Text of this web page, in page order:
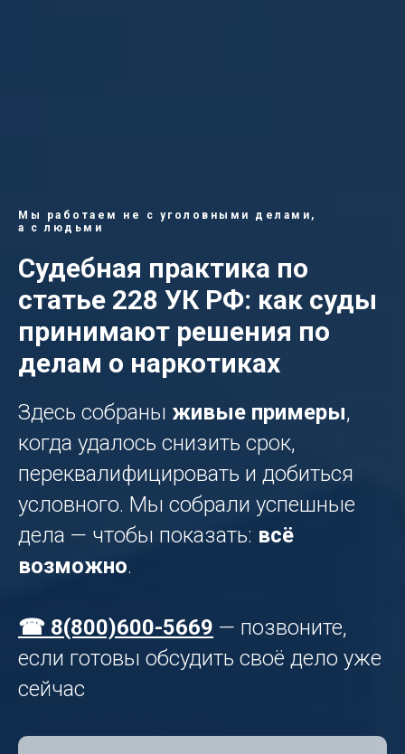
Мы работаем не с уголовными делами,
а с людьми
Судебная практика по
статье 228 УК РФ: как суды
принимают решения по
делам о наркотиках
Здесь собраны живые примеры,
когда удалось снизить срок,
переквалифицировать и добиться
условного. Мы собрали успешные
дела — чтобы показать: всё
возможно.
☎ 8(800)600-5669 — позвоните,
если готовы обсудить своё дело уже
сейчас